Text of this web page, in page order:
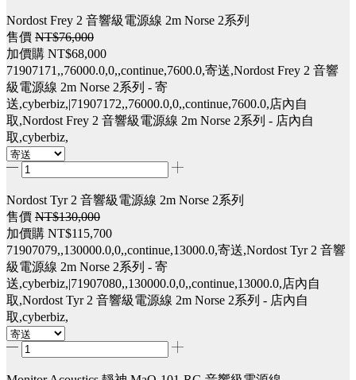
Nordost Frey 2 音響級電源線 2m Norse 2系列
售價 NT$76,000
加價購 NT$68,000
71907171,,76000.0,0,,continue,7600.0,寄送,Nordost Frey 2 音響
級電源線 2m Norse 2系列 - 寄
送,cyberbiz,|71907172,,76000.0,0,,continue,7600.0,店內自
取,Nordost Frey 2 音響級電源線 2m Norse 2系列 - 店內自
取,cyberbiz,
Nordost Tyr 2 音響級電源線 2m Norse 2系列
售價 NT$130,000
加價購 NT$115,700
71907079,,130000.0,0,,continue,13000.0,寄送,Nordost Tyr 2 音響
級電源線 2m Norse 2系列 - 寄
送,cyberbiz,|71907080,,130000.0,0,,continue,13000.0,店內自
取,Nordost Tyr 2 音響級電源線 2m Norse 2系列 - 店內自
取,cyberbiz,